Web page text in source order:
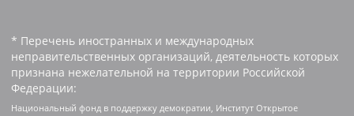
* Перечень иностранных и международных
неправительственных организаций, деятельность которых
признана нежелательной на территории Российской
Федерации:
Национальный фонд в поддержку демократии, Институт Открытое